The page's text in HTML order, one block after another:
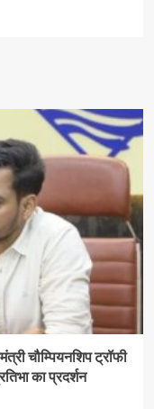
चौम्पियनशिप ट्रॉफी
का प्रदर्शन